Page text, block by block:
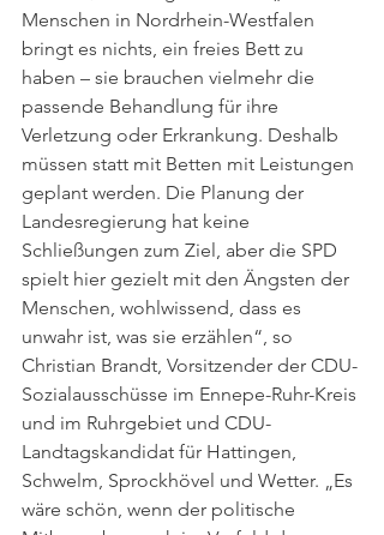
Menschen in Nordrhein-Westfalen
bringt es nichts, ein freies Bett zu
haben – sie brauchen vielmehr die
passende Behandlung für ihre
Verletzung oder Erkrankung. Deshalb
müssen statt mit Betten mit Leistungen
geplant werden. Die Planung der
Landesregierung hat keine
Schließungen zum Ziel, aber die SPD
spielt hier gezielt mit den Ängsten der
Menschen, wohlwissend, dass es
unwahr ist, was sie erzählen“, so
Christian Brandt, Vorsitzender der CDU-
Sozialausschüsse im Ennepe-Ruhr-Kreis
und im Ruhrgebiet und CDU-
Landtagskandidat für Hattingen,
Schwelm, Sprockhövel und Wetter. „Es
wäre schön, wenn der politische